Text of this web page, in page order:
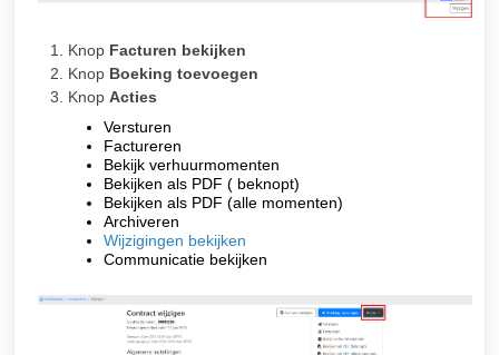
Knop Facturen bekijken
Knop Boeking toevoegen
Knop Acties
Versturen
Factureren
Bekijk verhuurmomenten
Bekijken als PDF ( beknopt)
Bekijken als PDF (alle momenten)
Archiveren
Wijzigingen bekijken
Communicatie bekijken